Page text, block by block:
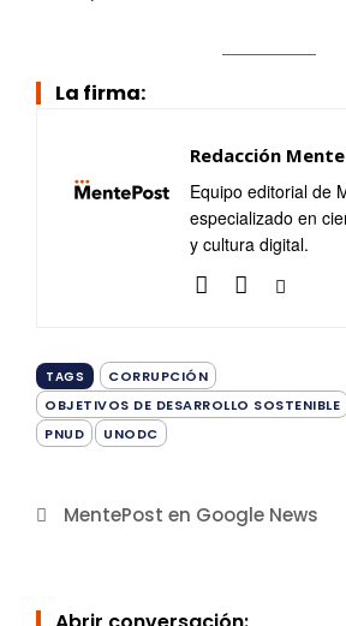
La firma:
Redacción
Equipo editorial de
especializado en
y cultura digital.
TAGS
CORRUPCIÓN
OBJETIVOS DE DESARROLLO SOSTENIBLE
PNUD
UNODC
MentePost en Google News